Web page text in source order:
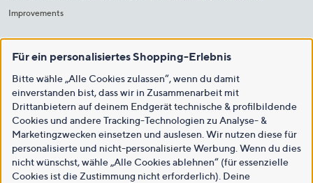
Improvements
Für ein personalisiertes Shopping-Erlebnis
Bitte wähle „Alle Cookies zulassen“, wenn du damit
einverstanden bist, dass wir in Zusammenarbeit mit
Drittanbietern auf deinem Endgerät technische & profilbildende
Cookies und andere Tracking-Technologien zu Analyse- &
Marketingzwecken einsetzen und auslesen. Wir nutzen diese für
personalisierte und nicht-personalisierte Werbung. Wenn du dies
nicht wünschst, wähle „Alle Cookies ablehnen“ (für essenzielle
Cookies ist die Zustimmung nicht erforderlich). Deine